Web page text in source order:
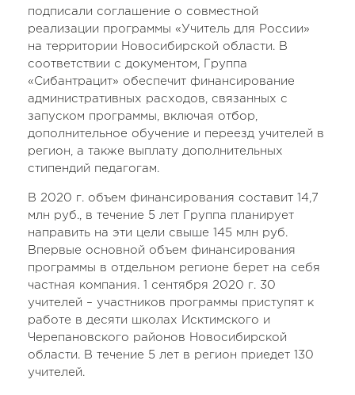
подписали соглашение о совместной
реализации программы «Учитель для России»
на территории Новосибирской области. В
соответствии с документом, Группа
«Сибантрацит» обеспечит финансирование
административных расходов, связанных с
запуском программы, включая отбор,
дополнительное обучение и переезд учителей в
регион, а также выплату дополнительных
стипендий педагогам.
В 2020 г. объем финансирования составит 14,7
млн руб., в течение 5 лет Группа планирует
направить на эти цели свыше 145 млн руб.
Впервые основной объем финансирования
программы в отдельном регионе берет на себя
частная компания. 1 сентября 2020 г. 30
учителей – участников программы приступят к
работе в десяти школах Исктимского и
Черепановского районов Новосибирской
области. В течение 5 лет в регион приедет 130
учителей.